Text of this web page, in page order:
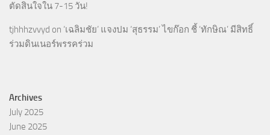
ตัดสินใจใน 7-15 วัน!
tjhhhzvvyd on ‘เฉลิมชัย’ แจงปม ‘สุธรรม’ ไขก๊อก ชี้ ‘ทักษิณ’ มีสิทธิ์
ร่วมดินเนอร์พรรคร่วม
Archives
July 2025
June 2025